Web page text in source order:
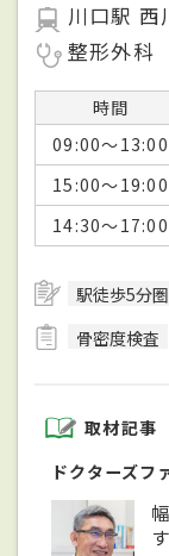
川口駅 西
整形外科
時間
09:00～13:00
15:00～19:00
14:30～17:00
駅徒歩5分
骨密度検査
取材記事
ドクターズフ